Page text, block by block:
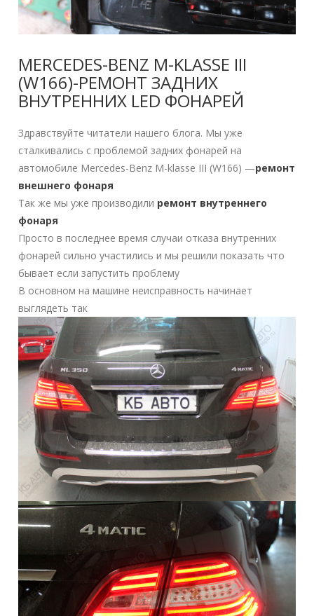
MERCEDES-BENZ M-KLASSE III
(W166)-РЕМОНТ ЗАДНИХ
ВНУТРЕННИХ LED ФОНАРЕЙ
Здравствуйте читатели нашего блога. Мы уже
сталкивались с проблемой задних фонарей на
автомобиле Mercedes-Benz M-klasse III (W166) —ремонт
внешнего фонаря
Так же мы уже производили ремонт внутреннего
фонаря
Просто в последнее время случаи отказа внутренних
фонарей сильно участились и мы решили показать что
бывает если запустить проблему
В основном на машине неисправность начинает
выглядеть так